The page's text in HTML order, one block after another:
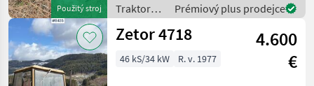
Použitý stroj
Traktory /
Zetor
Prémiový plus prodejce
Zetor 4718
4.600
€
46 kS/34 kW R. v. 1977